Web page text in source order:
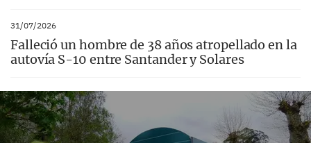
31/07/2026
Falleció un hombre de 38 años atropellado en la
autovía S-10 entre Santander y Solares